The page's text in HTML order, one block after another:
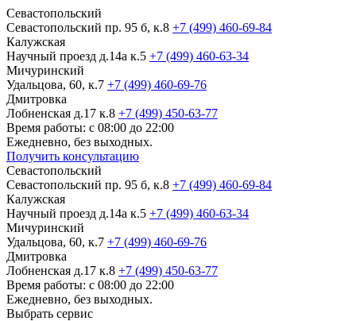
Севастопольский
Севастопольский пр. 95 б, к.8 +7 (499) 460-69-84
Калужская
Научный проезд д.14а к.5 +7 (499) 460-63-34
Мичуринский
Удальцова, 60, к.7 +7 (499) 460-69-76
Дмитровка
Лобненская д.17 к.8 +7 (499) 450-63-77
Время работы: с 08:00 до 22:00
Ежедневно, без выходных.
Получить консультацию
Севастопольский
Севастопольский пр. 95 б, к.8 +7 (499) 460-69-84
Калужская
Научный проезд д.14а к.5 +7 (499) 460-63-34
Мичуринский
Удальцова, 60, к.7 +7 (499) 460-69-76
Дмитровка
Лобненская д.17 к.8 +7 (499) 450-63-77
Время работы: с 08:00 до 22:00
Ежедневно, без выходных.
Выбрать сервис